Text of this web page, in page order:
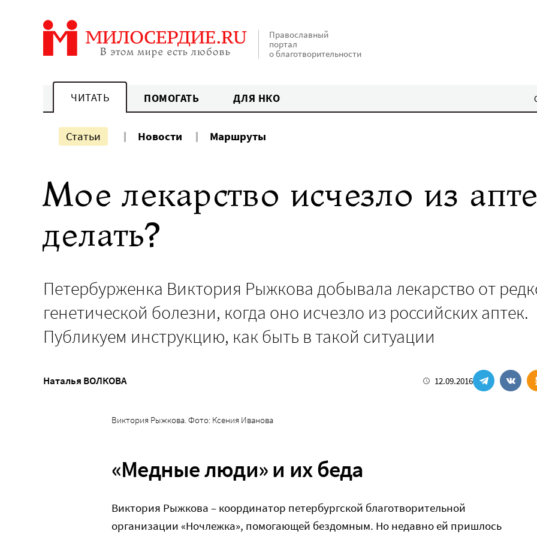
Православный
портал
о благотворительности
ЧИТАТЬ ПОМОГАТЬ ДЛЯ НКО
Статьи Новости Маршруты
Мое лекарство исчезло из
делать?
Петербурженка Виктория Рыжкова добывала лекарство от
генетической болезни, когда оно исчезло из российских аптек.
Публикуем инструкцию, как быть в такой ситуации
Наталья ВОЛКОВА 12.09.2016
Виктория Рыжкова. Фото: Ксения Иванова
«Медные люди» и их беда
Виктория Рыжкова – координатор петербургской благотворительной
организации «Ночлежка», помогающей бездомным. Но недавно ей пришлось